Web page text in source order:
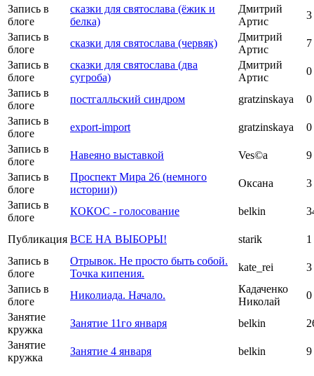
Запись в
блоге
сказки для святослава (ёжик и
белка)
Дмитрий
Артис
3
Запись в
блоге
сказки для святослава (червяк)
Дмитрий
Артис
7
Запись в
блоге
сказки для святослава (два
сугроба)
Дмитрий
Артис
0
Запись в
блоге
постгалльский синдром gratzinskaya
0
Запись в
блоге
export-import gratzinskaya
0
Запись в
блоге
Навеяно выставкой Ves©a
9
Запись в
блоге
Проспект Мира 26 (немного
истории))
Оксана
3
Запись в
блоге
КОКОС - голосование belkin
Публикация ВСЕ НА ВЫБОРЫ! starik
1
Запись в
блоге
Отрывок. Не просто быть собой.
Точка кипения.
kate_rei
3
Запись в
блоге
Николиада. Начало.
Кадаченко
Николай
0
Занятие
кружка
Занятие 11го января belkin
Занятие
кружка
Занятие 4 января belkin 9